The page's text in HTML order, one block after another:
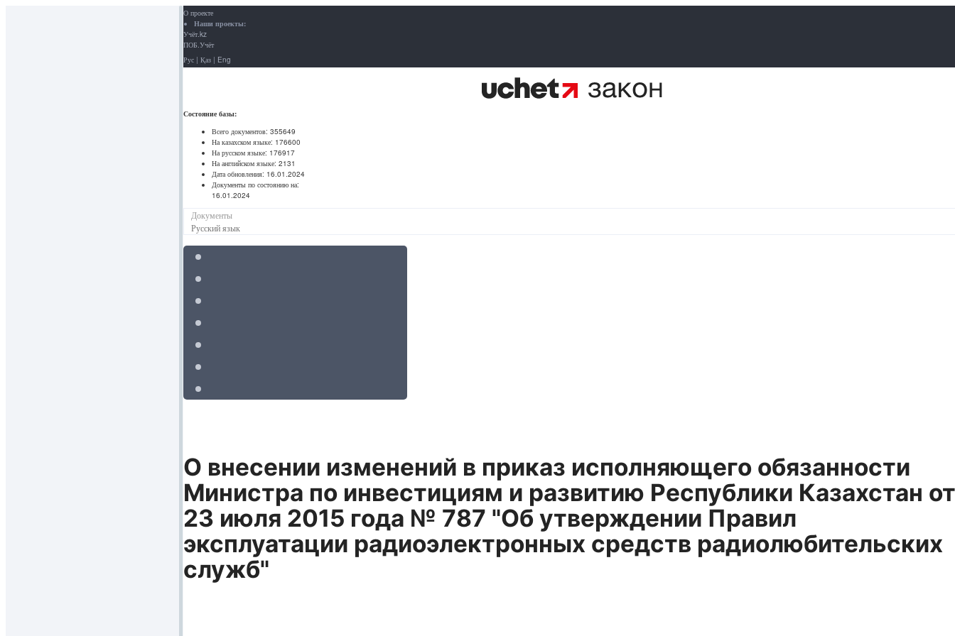
О проекте
Наши проекты:
Учёт.kz
ПОБ.Учёт
Рус | Қаз | Eng
Состояние базы:
Всего документов: 355649
На казахском языке: 176600
На русском языке: 176917
На английском языке: 2131
Дата обновления: 16.01.2024
Документы по состоянию на:
16.01.2024
Документы
Русский язык
О внесении изменений в приказ исполняющего обязанности
Министра по инвестициям и развитию Республики Казахстан от
23 июля 2015 года № 787 "Об утверждении Правил
эксплуатации радиоэлектронных средств радиолюбительских
служб"